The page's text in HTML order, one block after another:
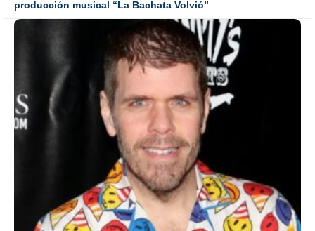
producción musical “La Bachata Volvió”